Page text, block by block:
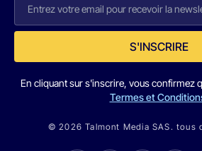
S'INSCRIRE
En cliquant sur s'inscrire, vous confirmez
Termes et
© 2026 Talmont Media SAS. tous